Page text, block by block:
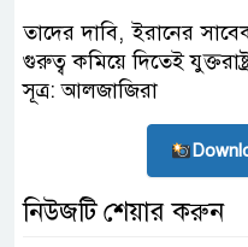
তাদের দাবি, ইরানের
গুরুত্ব কমিয়ে দিতেই
সূত্র: আলজাজিরা
নিউজটি শেয়ার করুন